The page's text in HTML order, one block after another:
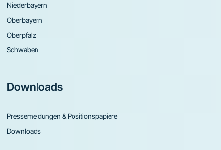
Niederbayern
Oberbayern
Oberpfalz
Schwaben
Downloads
Pressemeldungen & Positionspapiere
Downloads